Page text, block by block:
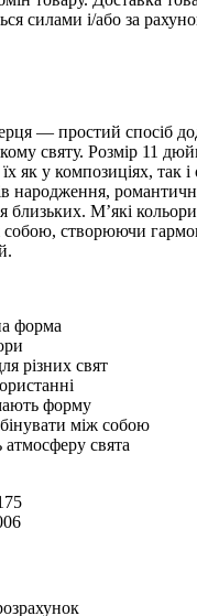
силами і/або за
— простий спосіб
святу. Розмір 11
як у композиціях, так
народження,
близьких. М’які
створюючи
форма
різних свят
форму
між собою
свята